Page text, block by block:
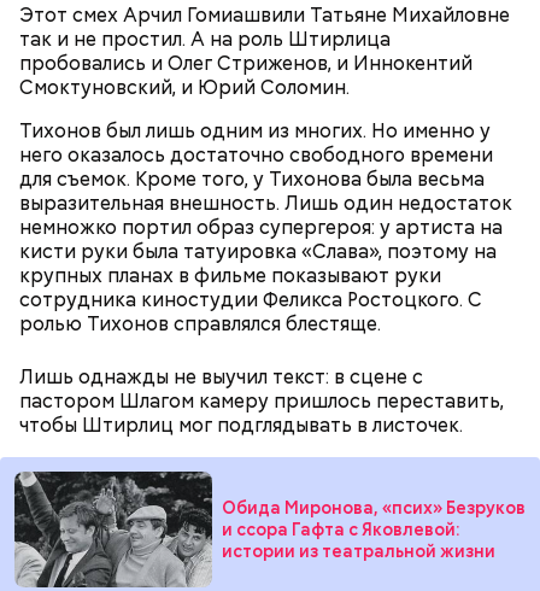
Этот смех Арчил Гомиашвили Татьяне Михайловне
так и не простил. А на роль Штирлица
пробовались и Олег Стриженов, и Иннокентий
Смоктуновский, и Юрий Соломин.
Тихонов был лишь одним из многих. Но именно у
него оказалось достаточно свободного времени
для съемок. Кроме того, у Тихонова была весьма
выразительная внешность. Лишь один недостаток
немножко портил образ супергероя: у артиста на
кисти руки была татуировка «Слава», поэтому на
крупных планах в фильме показывают руки
сотрудника киностудии Феликса Ростоцкого. С
ролью Тихонов справлялся блестяще.
Лишь однажды не выучил текст: в сцене с
пастором Шлагом камеру пришлось переставить,
чтобы Штирлиц мог подглядывать в листочек.
Обида Миронова, «псих» Безруков
и ссора Гафта с Яковлевой:
истории из театральной жизни
— Она должна приятно пахнуть. Если дыня не
пахнет, значит, ее созревание ускорили или
сорвали недозревшей. Она может быть мягкой, но
будет безвкусной.